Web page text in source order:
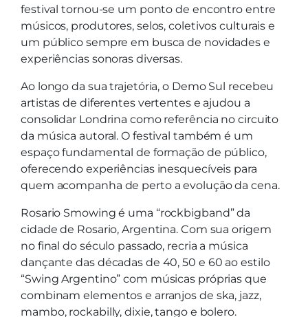
festival tornou-se um ponto de encontro entre
músicos, produtores, selos, coletivos culturais e
um público sempre em busca de novidades e
experiências sonoras diversas.
Ao longo da sua trajetória, o Demo Sul recebeu
artistas de diferentes vertentes e ajudou a
consolidar Londrina como referência no circuito
da música autoral. O festival também é um
espaço fundamental de formação de público,
oferecendo experiências inesquecíveis para
quem acompanha de perto a evolução da cena.
Rosario Smowing é uma “rockbigband” da
cidade de Rosario, Argentina. Com sua origem
no final do século passado, recria a música
dançante das décadas de 40, 50 e 60 ao estilo
“Swing Argentino” com músicas próprias que
combinam elementos e arranjos de ska, jazz,
mambo, rockabilly, dixie, tango e bolero.